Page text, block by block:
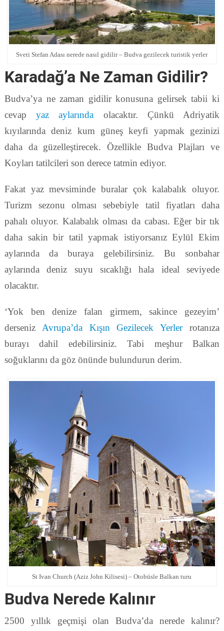
Sveti Stefan Adası nerede nasıl gidilir – Budva gezilecek turistik yerler
Karadağ’a Ne Zaman Gidilir?
Budva’ya ne zaman gidilir konusuna gelirsek tabii ki
cevapyaz aylarında olacaktır. Çünkü Adriyatik
kıyılarında deniz kum güneş keyfi yapmak gezinizi
daha da güzelleştirecek. Özellikle Budva Plajları ve
Koyları tatilcileri son derece tatmin ediyor.
Fakat yaz mevsiminde buralar çok kalabalık oluyor.
Turizm sezonu olması sebebiyle tatil fiyatları daha
pahalı oluyor. Kalabalık olması da cabası. Eğer bir tık
daha sakin bir tatil yapmak istiyorsanız Eylül Ekim
aylarında da buraya gelebilirsiniz. Bu sonbahar
aylarında deniz suyu sıcaklığı hala ideal seviyede
olacaktır.
‘Yok ben denize falan girmem, sakince gezeyim’
derseniz Avrupa’da Kışın Gezilecek Yerlerrotanıza
burayı dahil edebilirsiniz. Tabi meşhur Balkan
soğuklarını da göz önünde bulundurun derim.
St Ivan Church (Aziz John Kilisesi) – Otobüsle Balkan turu
Budva Nerede Kalınır
2500 yıllık geçmişi olan Budva’da nerede kalınır?